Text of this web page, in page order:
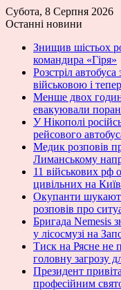
Субота, 8 Серпня 2026
Останні новини
Знищив шістьох
командира «Гіря»
Розстріл
військовою і
Менше двох
евакуювали
У Нікополі
рейсового
Медик розповів
Лиманському
11 військових рф
цивільних на
Окупанти
розповів про
Бригада Nemesis
у лісосмузі на
Тиск на Рясне не
головну загрозу
Президент
професійним